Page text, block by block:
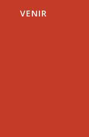
VENIR